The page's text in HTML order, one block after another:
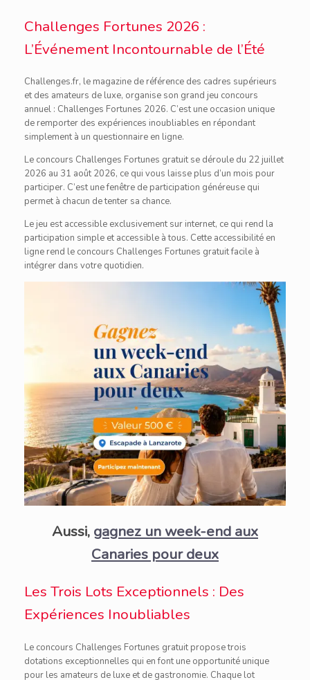
Challenges Fortunes 2026 :
L’Événement Incontournable de l’Été
Challenges.fr, le magazine de référence des cadres supérieurs
et des amateurs de luxe, organise son grand jeu concours
annuel : Challenges Fortunes 2026. C’est une occasion unique
de remporter des expériences inoubliables en répondant
simplement à un questionnaire en ligne.
Le concours Challenges Fortunes gratuit se déroule du 22 juillet
2026 au 31 août 2026, ce qui vous laisse plus d’un mois pour
participer. C’est une fenêtre de participation généreuse qui
permet à chacun de tenter sa chance.
Le jeu est accessible exclusivement sur internet, ce qui rend la
participation simple et accessible à tous. Cette accessibilité en
ligne rend le concours Challenges Fortunes gratuit facile à
intégrer dans votre quotidien.
Aussi, gagnez un week-end aux
Canaries pour deux
Les Trois Lots Exceptionnels : Des
Expériences Inoubliables
Le concours Challenges Fortunes gratuit propose trois
dotations exceptionnelles qui en font une opportunité unique
pour les amateurs de luxe et de gastronomie. Chaque lot